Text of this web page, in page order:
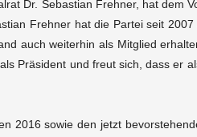
Dr. Sebastian Frehner, hat dem
Frehner hat die Partei seit
auch weiterhin als Mitglied
Präsident und freut sich, dass er
2016 sowie den jetzt